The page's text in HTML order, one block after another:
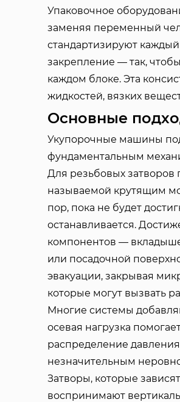
Упаковочное
заменяя переменный
стандартизируют
закрепление — так,
каждом блоке. Эта
жидкостей, вязких
Основные
Укупорочные машины
фундаментальным
Для резьбовых
называемой крутящим
пор, пока не будет
останавливается.
компонентов —
или посадочной
эвакуации, закрывая
которые могут вызвать
Многие системы
осевая нагрузка
распределение
незначительным
Затворы, которые
воспринимают